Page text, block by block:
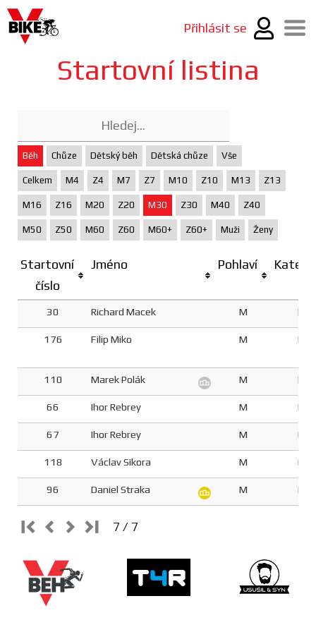
Přihlásit se
Startovní listina
Běh Chůze Dětský běh Dětská chůze Vše
Celkem M4 Z4 M7 Z7 M10 Z10 M13 Z13
M16 Z16 M20 Z20 M30 Z30 M40 Z40
M50 Z50 M60 Z60 M60+ Z60+ Muži Ženy
Startovní
číslo
Jméno Pohlaví
30 Richard Macek M
176 Filip Miko M
110 Marek Polák M
66 Ihor Rebrey M
67 Ihor Rebrey M
118 Václav Sikora M
96 Daniel Straka M
7 / 7